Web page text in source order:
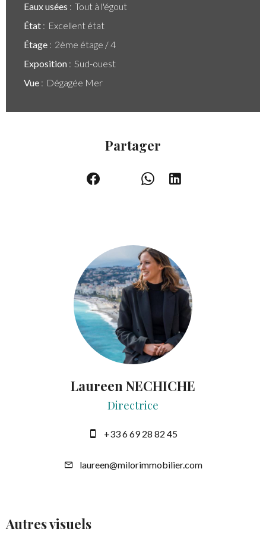
Eaux usées
Tout à l'égout
État
Excellent état
Étage
2ème étage / 4
Exposition
Sud-ouest
Vue
Dégagée Mer
Partager
Laureen NECHICHE
Directrice
+33 6 69 28 82 45
laureen@milorimmobilier.com
Autres visuels